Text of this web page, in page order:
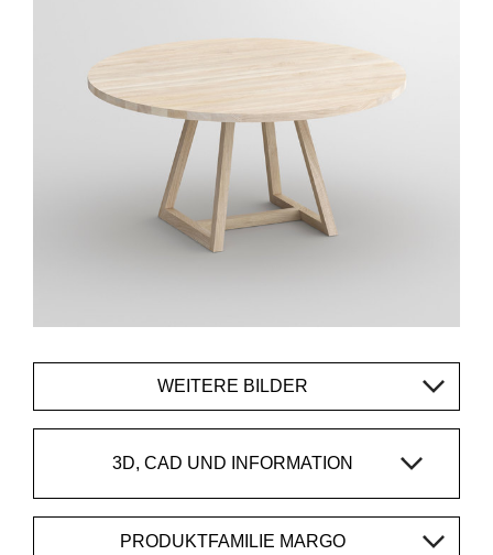
WEITERE BILDER
3D, CAD UND INFORMATION
PRODUKTFAMILIE MARGO